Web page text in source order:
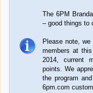
The 6PM
– good things to
Please note, we
members at
2014, current
points. We
the program
6pm.com